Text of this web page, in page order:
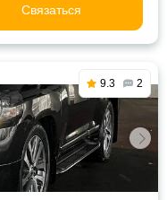
Связаться
9.3 2